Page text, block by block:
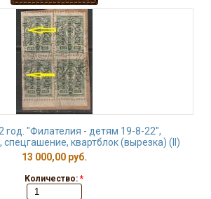
год. "Филателия - детям 19-8-22",
спецгашение, квартблок (вырезка) (II)
13 000,00 руб.
Количество: *